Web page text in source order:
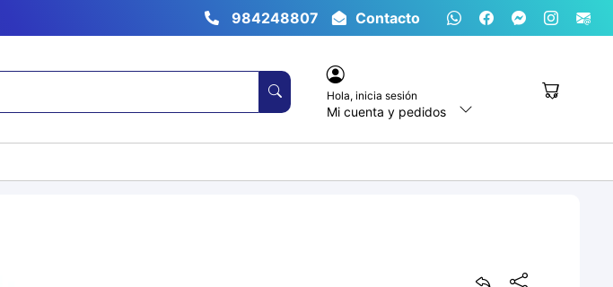
984248807 Contacto
Hola, inicia sesión
Mi cuenta y pedidos